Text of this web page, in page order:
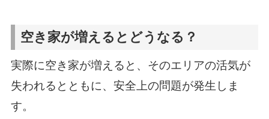
空き家が増えるとどうなる？
実際に空き家が増えると、そのエリアの活気が
失われるとともに、安全上の問題が発生しま
す。